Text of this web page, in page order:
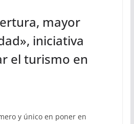
mayor
iniciativa
el turismo en
y único en poner en